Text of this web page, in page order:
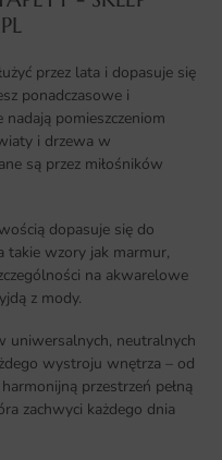
przez lata i dopasuje się
ponadczasowe i
nadają pomieszczeniom
i drzewa w
są przez miłośników
dopasuje się do
wzory jak marmur,
na akwarelowe
z mody.
uniwersalnych, neutralnych
wystroju wnętrza – od
przestrzeń pełną
zachwyci każdego dnia